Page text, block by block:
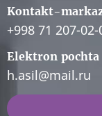
Kontakt-
+998 71 207-02-
Elektron pochta
h.asil@mail.ru